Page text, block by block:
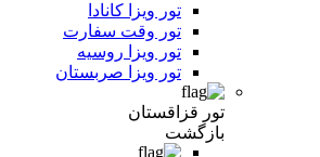
تور ویزا کانادا
تور وقت سفارت
تور ویزا روسیه
تور ویزا صربستان
تور قزاقستان
بازگشت